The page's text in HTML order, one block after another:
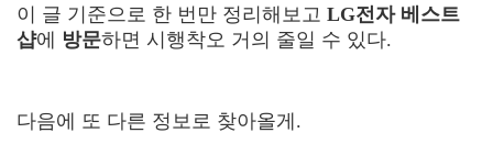
이 글 기준으로 한 번만 정리해보고 LG전자 베스트
샵에 방문하면 시행착오 거의 줄일 수 있다.
다음에 또 다른 정보로 찾아올게.